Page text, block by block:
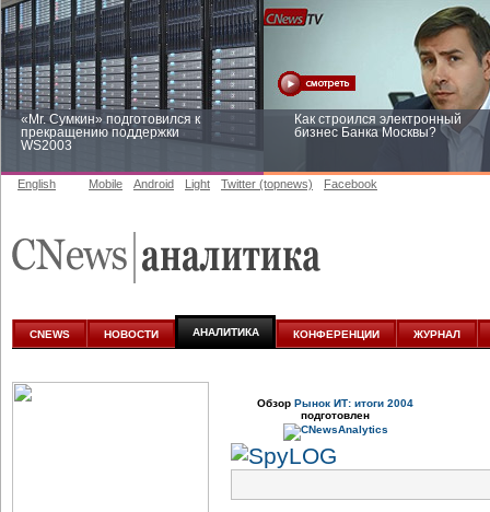
«Mr. Сумкин» подготовился к
прекращению поддержки
WS2003
Как строился электронный
бизнес Банка Москвы?
аналитике
English Mobile Android Light Twitter (topnews) Facebook
CNEWS НОВОСТИ АНАЛИТИКА КОНФЕРЕНЦИИ ЖУРНАЛ
Обзор Рынок ИТ: итоги 2004
подготовлен